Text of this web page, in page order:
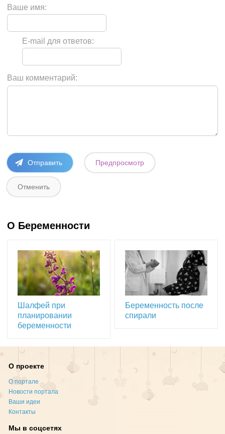
Ваше имя:
E-mail для ответов:
Ваш комментарий:
О Беременности
Шалфей при
планировании
беременности
Беременность после
спирали
О проекте
О портале
Новости портала
Ваши идеи
Контакты
Мы в соцсетях